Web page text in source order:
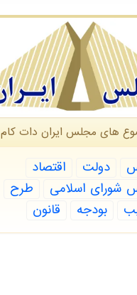
های مجلس ایران دات كام
دولت
اقتصاد
شورای اسلامی
طرح
بودجه قانون